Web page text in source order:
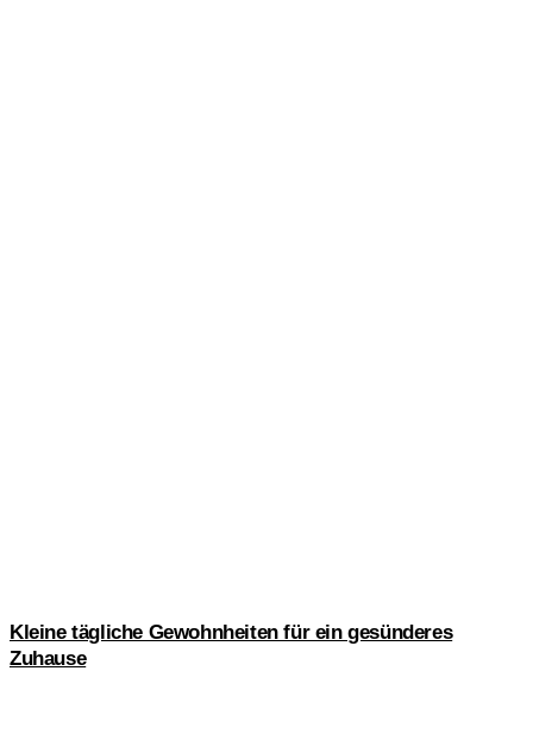
Kleine tägliche Gewohnheiten für ein gesünderes
Zuhause